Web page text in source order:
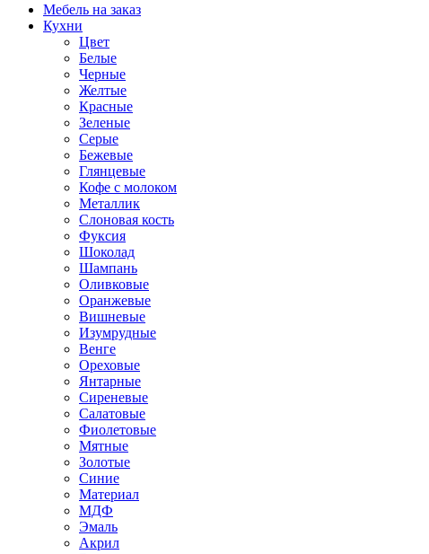
Мебель на заказ
Кухни
Цвет
Белые
Черные
Желтые
Красные
Зеленые
Серые
Бежевые
Глянцевые
Кофе с молоком
Металлик
Слоновая кость
Фуксия
Шоколад
Шампань
Оливковые
Оранжевые
Вишневые
Изумрудные
Венге
Ореховые
Янтарные
Сиреневые
Салатовые
Фиолетовые
Мятные
Золотые
Синие
Материал
МДФ
Эмаль
Акрил